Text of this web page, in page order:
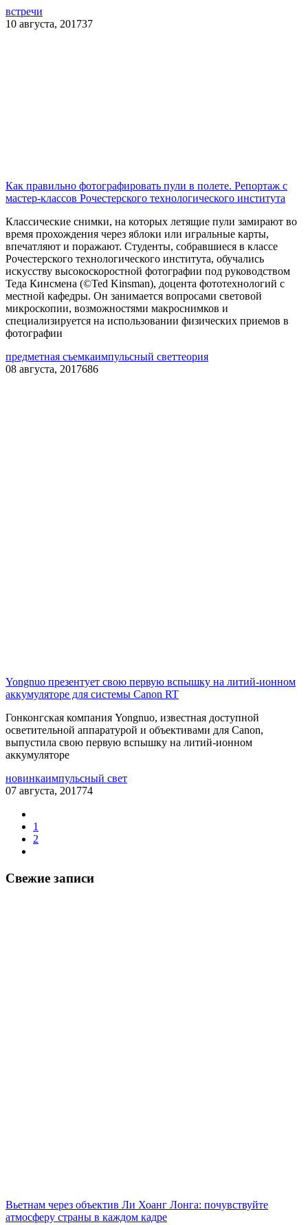
встречи
10 августа, 201737
Как правильно фотографировать пули в полете. Репортаж с
мастер-классов Рочестерского технологического института
Классические снимки, на которых летящие пули замирают во
время прохождения через яблоки или игральные карты,
впечатляют и поражают. Студенты, собравшиеся в классе
Рочестерского технологического института, обучались
искусству высокоскоростной фотографии под руководством
Теда Кинсмена (©Ted Kinsman), доцента фототехнологий с
местной кафедры. Он занимается вопросами световой
микроскопии, возможностями макроснимков и
специализируется на использовании физических приемов в
фотографии
предметная съемкаимпульсный светтеория
08 августа, 2017686
Yongnuo презентует свою первую вспышку на литий-ионном
аккумуляторе для системы Canon RT
Гонконгская компания Yongnuo, известная доступной
осветительной аппаратурой и объективами для Canon,
выпустила свою первую вспышку на литий-ионном
аккумуляторе
новинкаимпульсный свет
07 августа, 201774
1
2
Свежие записи
Вьетнам через объектив Ли Хоанг Лонга: почувствуйте
атмосферу страны в каждом кадре